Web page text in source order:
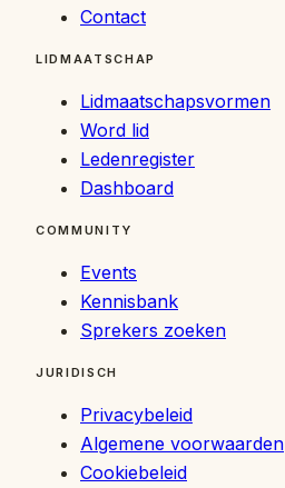
Contact
LIDMAATSCHAP
Lidmaatschapsvormen
Word lid
Ledenregister
Dashboard
COMMUNITY
Events
Kennisbank
Sprekers zoeken
JURIDISCH
Privacybeleid
Algemene voorwaarden
Cookiebeleid